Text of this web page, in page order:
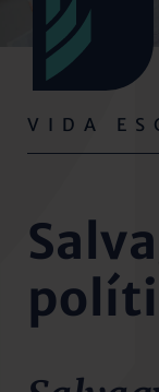
VIDA